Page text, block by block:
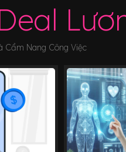
Cẩm Nang Công Việc